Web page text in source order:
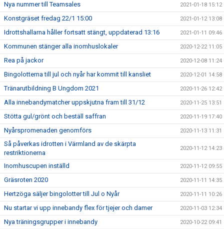
Nya nummer till Teamsales 2021-01-18 15:12
Konstgräset fredag 22/1 15:00 2021-01-12 13:08
Idrottshallarna håller fortsatt stängt, uppdaterad 13:16 2021-01-11 09:46
Kommunen stänger alla inomhuslokaler 2020-12-22 11:05
Rea på jackor 2020-12-08 11:24
Bingolotterna till jul och nyår har kommit till kansliet 2020-12-01 14:58
Tränarutbildning B Ungdom 2021 2020-11-26 12:42
Alla innebandymatcher uppskjutna fram till 31/12 2020-11-25 13:51
Stötta gul/grönt och beställ saffran 2020-11-19 17:40
Nyårspromenaden genomförs 2020-11-13 11:31
Så påverkas idrotten i Värmland av de skärpta
restriktionerna
2020-11-12 14:23
Inomhuscupen inställd 2020-11-12 09:55
Gräsroten 2020 2020-11-11 14:35
Hertzöga säljer bingolotter till Jul o Nyår 2020-11-11 10:26
Nu startar vi upp innebandy flex för tjejer och damer 2020-11-03 12:34
Nya träningsgrupper i innebandy 2020-10-22 09:41